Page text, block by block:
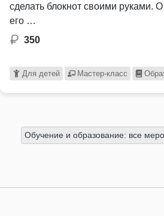
сделать блокнот своими руками. О
его …
350
Для детей Мастер-класс
Обучение и образование: все